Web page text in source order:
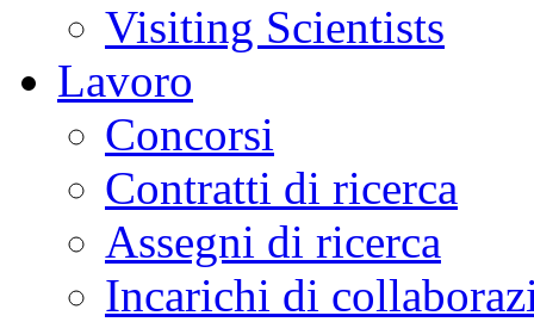
Visiting Scientists
Lavoro
Concorsi
Contratti di ricerca
Assegni di ricerca
Incarichi di